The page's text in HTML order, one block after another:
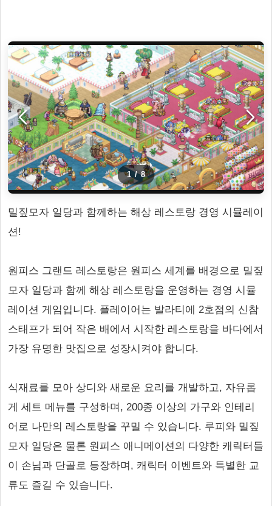
1 /8
밀짚모자 일당과 함께하는 해상 레스토랑 경영 시뮬레이
션!
원피스 그랜드 레스토랑은 원피스 세계를 배경으로 밀짚
모자 일당과 함께 해상 레스토랑을 운영하는 경영 시뮬
레이션 게임입니다. 플레이어는 발라티에 2호점의 신참
스태프가 되어 작은 배에서 시작한 레스토랑을 바다에서
가장 유명한 맛집으로 성장시켜야 합니다.
식재료를 모아 상디와 새로운 요리를 개발하고, 자유롭
게 세트 메뉴를 구성하며, 200종 이상의 가구와 인테리
어로 나만의 레스토랑을 꾸밀 수 있습니다. 루피와 밀짚
모자 일당은 물론 원피스 애니메이션의 다양한 캐릭터들
이 손님과 단골로 등장하며, 캐릭터 이벤트와 특별한 교
류도 즐길 수 있습니다.